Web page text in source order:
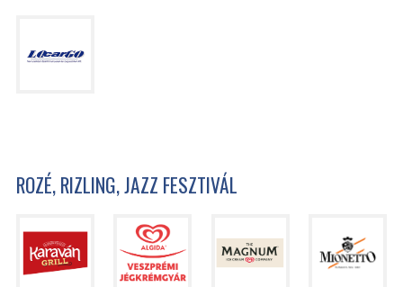
ROZÉ, RIZLING, JAZZ FESZTIVÁL